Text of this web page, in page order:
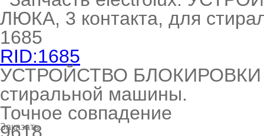
RID:1685
УСТРОЙСТВО БЛОКИРОВКИ
стиральной машины.
Точное совпадение
Заказать